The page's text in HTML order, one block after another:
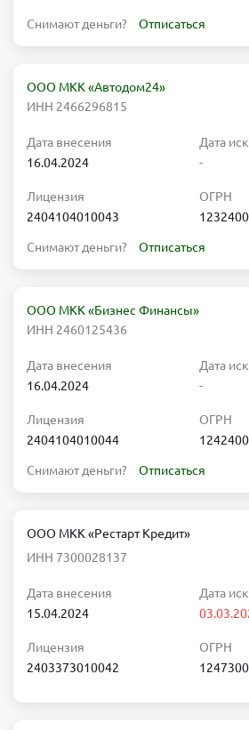
Снимают деньги? Отписаться
ООО МКК «Автодом24»
ИНН 2466296815
Дата внесения
16.04.2024
Дата
-
Лицензия
2404104010043
ОГРН
Снимают деньги? Отписаться
ООО МКК «Бизнес Финансы»
ИНН 2460125436
Дата внесения
16.04.2024
Дата
-
Лицензия
2404104010044
ОГРН
Снимают деньги? Отписаться
ООО МКК «Рестарт Кредит»
ИНН 7300028137
Дата внесения
15.04.2024
Дата
Лицензия
2403373010042
ОГРН